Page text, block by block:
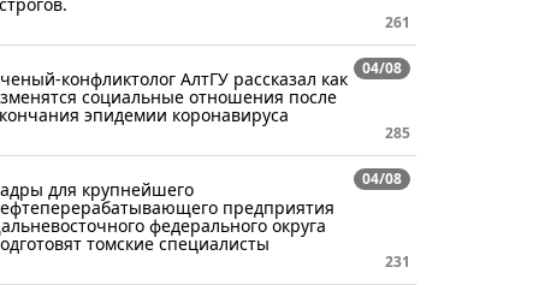
261
04/08
конфликтолог АлтГУ рассказал как
социальные отношения после
эпидемии коронавируса
285
04/08
для крупнейшего
предприятия
федерального округа
томские специалисты
231